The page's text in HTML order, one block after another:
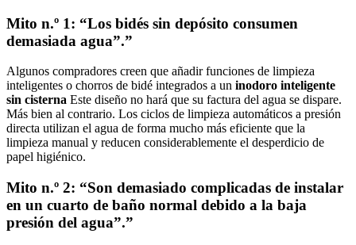
Mito n.º 1: “Los bidés sin depósito consumen
demasiada agua”.”
Algunos compradores creen que añadir funciones de limpieza
inteligentes o chorros de bidé integrados a un inodoro inteligente
sin cisterna Este diseño no hará que su factura del agua se dispare.
Más bien al contrario. Los ciclos de limpieza automáticos a presión
directa utilizan el agua de forma mucho más eficiente que la
limpieza manual y reducen considerablemente el desperdicio de
papel higiénico.
Mito n.º 2: “Son demasiado complicadas de instalar
en un cuarto de baño normal debido a la baja
presión del agua”.”